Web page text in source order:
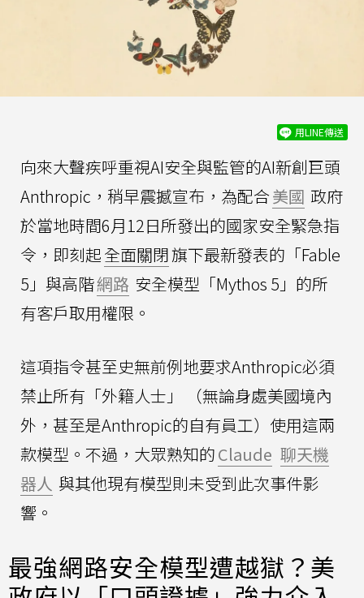
用LINE傳送
向來大聲疾呼重視AI安全與監管的AI新創巨頭
Anthropic，稍早震撼宣布，為配合美國 政府
於當地時間6月12日所發出的國家安全緊急指
令，即刻起全面關閉旗下最新發表的「Fable
5」與高階網路 安全模型「Mythos 5」的所
有客戶取用權限。
這項指令甚至史無前例地要求Anthropic必須
禁止所有「外籍人士」 （無論身處美國境內
外，甚至是Anthropic的自有員工）使用這兩
款模型。不過，大眾熟知的Claude 聊天機
器人 與其他現有模型則未受到此次事件影
響。
最強網路安全模型遭越獄？美